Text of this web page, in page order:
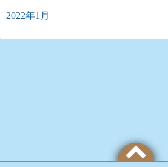
2022年1月